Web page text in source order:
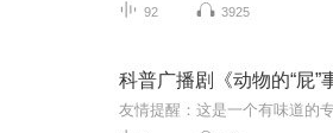
92 3925
科普广播剧《动物的“屁”